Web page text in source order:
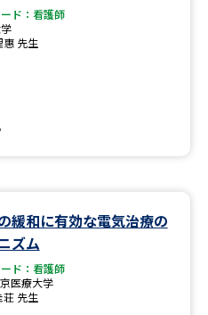
ド：看護師
惠 先生
緩和に有効な電気治療の
ズム
ド：看護師
医療大学
荘 先生